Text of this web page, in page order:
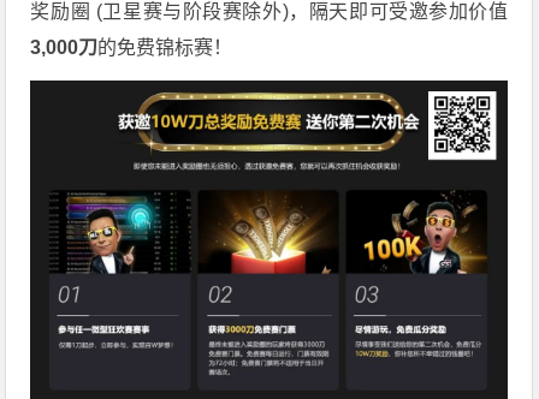
奖励圈 (卫星赛与阶段赛除外)，隔天即可受邀参加价值
3,000刀的免费锦标赛！